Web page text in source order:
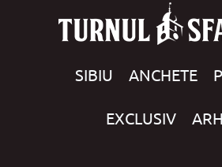
SIBIU ANCHETE
EXCLUSIV